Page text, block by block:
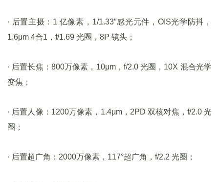
· 后置主摄：1 亿像素，1/1.33″感光元件，OIS光学防抖，
1.6μm 4合1，f/1.69 光圈，8P 镜头；
· 后置长焦：800万像素，10μm，f/2.0 光圈，10X 混合光学
变焦；
· 后置人像：1200万像素，1.4μm，2PD 双核对焦，f/2.0 光
圈；
· 后置超广角：2000万像素，117°超广角，f/2.2 光圈；